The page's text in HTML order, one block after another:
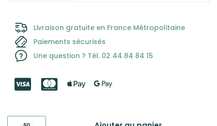
Livraison gratuite en France Métropolitaine
Paiements sécurisés
Une question ? Tél. 02 44 84 84 15